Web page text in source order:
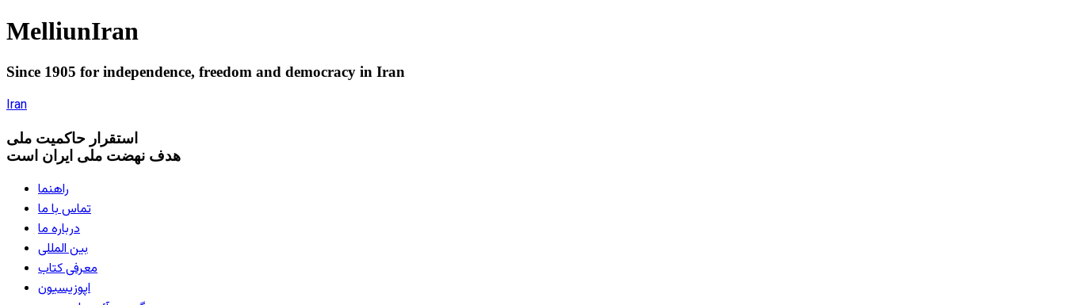
MelliunIran
Since 1905 for independence, freedom and democracy in Iran
Iran
استقرار حاکميت ملی
هدف نهضت ملی ایران است
راهنما
تماس با ما
درباره ما
بین المللی
معرفی کتاب
اپوزیسیون